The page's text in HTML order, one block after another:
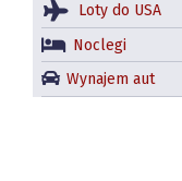
Loty do USA
Noclegi
Wynajem aut